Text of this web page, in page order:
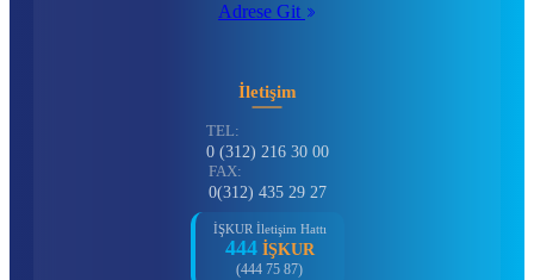
Adrese Git
İletişim
TEL:
0 (312) 216 30 00
FAX:
0(312) 435 29 27
İŞKUR İletişim Hattı
444 İŞKUR
(444 75 87)